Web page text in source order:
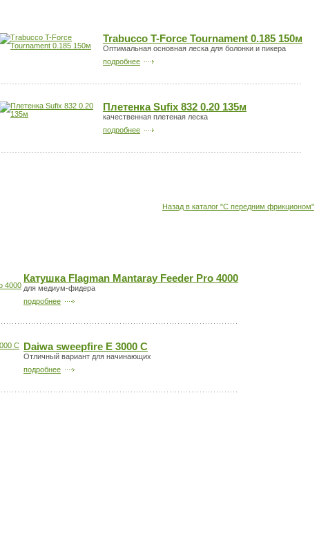
Trabucco T-Force Tournament 0.185 150м
Оптимальная основная леска для болонки и пикера
подробнее
Плетенка Sufix 832 0.20 135м
качественная плетеная леска
подробнее
Назад в каталог "С передним фрикционом"
Катушка Flagman Mantaray Feeder Pro 4000
для медиум-фидера
подробнее
Daiwa sweepfire E 3000 С
Отличный вариант для начинающих
подробнее